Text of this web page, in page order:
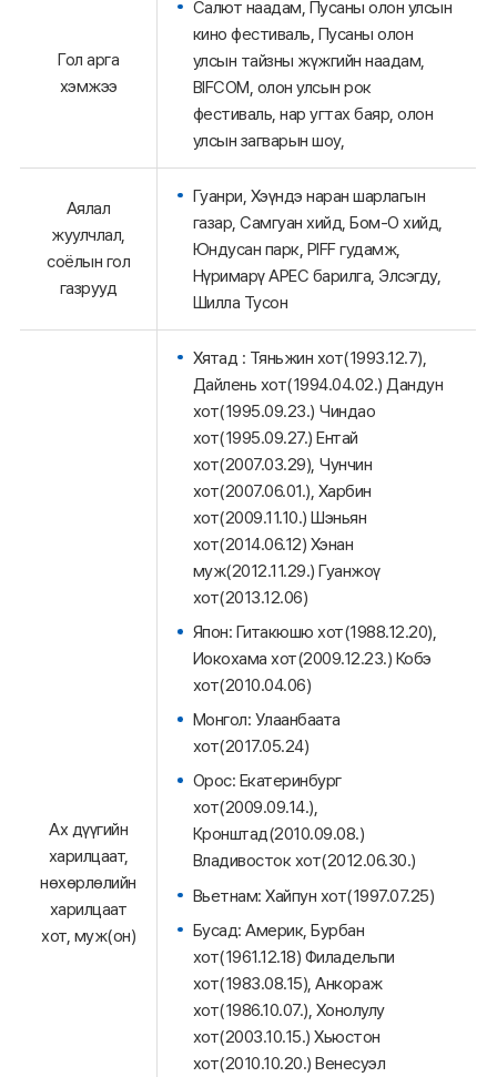
Гол арга
хэмжээ
Салют наадам, Пусаны олон улсын
кино фестиваль, Пусаны олон
улсын тайзны жүжгийн наадам,
BIFCOM, олон улсын рок
фестиваль, нар угтах баяр, олон
улсын загварын шоу,
Аялал
жуулчлал,
соёлын гол
газрууд
Гуанри, Хэүндэ наран шарлагын
газар, Самгуан хийд, Бом-О хийд,
Юндусан парк, PIFF гудамж,
Нүримарү APEC барилга, Элсэгду,
Шилла Тусон
Ах дүүгийн
харилцаат,
нөхөрлөлийн
харилцаат
хот, муж(он)
Хятад : Тяньжин хот(1993.12.7),
Дайлень хот(1994.04.02.) Дандун
хот(1995.09.23.) Чиндао
хот(1995.09.27.) Ентай
хот(2007.03.29), Чунчин
хот(2007.06.01.), Харбин
хот(2009.11.10.) Шэньян
хот(2014.06.12) Хэнан
муж(2012.11.29.) Гуанжоү
хот(2013.12.06)
Япон: Гитакюшю хот(1988.12.20),
Иокохама хот(2009.12.23.) Кобэ
хот(2010.04.06)
Монгол: Улаанбаата
хот(2017.05.24)
Орос: Екатеринбург
хот(2009.09.14.),
Кронштад(2010.09.08.)
Владивосток хот(2012.06.30.)
Вьетнам: Хайпун хот(1997.07.25)
Бусад: Америк, Бурбан
хот(1961.12.18) Филадельпи
хот(1983.08.15), Анкораж
хот(1986.10.07.), Хонолулу
хот(2003.10.15.) Хьюстон
хот(2010.10.20.) Венесуэл